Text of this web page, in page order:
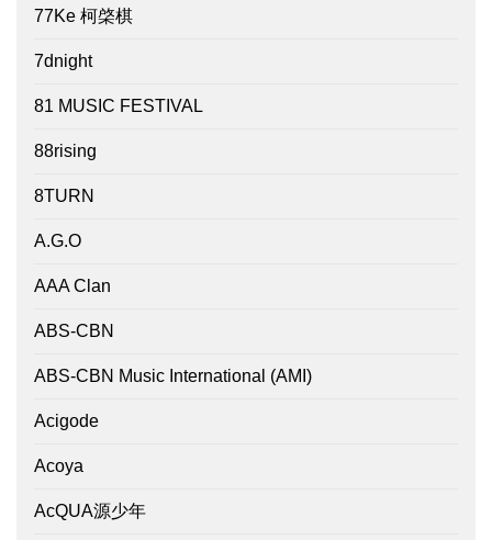
77Ke 柯棨棋
7dnight
81 MUSIC FESTIVAL
88rising
8TURN
A.G.O
AAA Clan
ABS-CBN
ABS-CBN Music International (AMI)
Acigode
Acoya
AcQUA源少年